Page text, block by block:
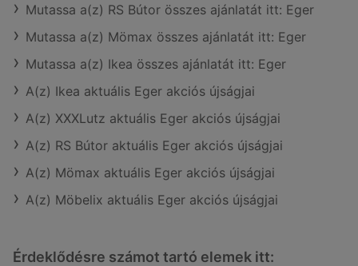
Mutassa a(z) RS Bútor összes ajánlatát itt: Eger
Mutassa a(z) Mömax összes ajánlatát itt: Eger
Mutassa a(z) Ikea összes ajánlatát itt: Eger
A(z) Ikea aktuális Eger akciós újságjai
A(z) XXXLutz aktuális Eger akciós újságjai
A(z) RS Bútor aktuális Eger akciós újságjai
A(z) Mömax aktuális Eger akciós újságjai
A(z) Möbelix aktuális Eger akciós újságjai
Érdeklődésre számot tartó elemek itt: